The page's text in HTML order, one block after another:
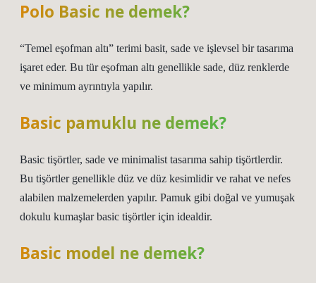
Polo Basic ne demek?
“Temel eşofman altı” terimi basit, sade ve işlevsel bir tasarıma
işaret eder. Bu tür eşofman altı genellikle sade, düz renklerde
ve minimum ayrıntıyla yapılır.
Basic pamuklu ne demek?
Basic tişörtler, sade ve minimalist tasarıma sahip tişörtlerdir.
Bu tişörtler genellikle düz ve düz kesimlidir ve rahat ve nefes
alabilen malzemelerden yapılır. Pamuk gibi doğal ve yumuşak
dokulu kumaşlar basic tişörtler için idealdir.
Basic model ne demek?